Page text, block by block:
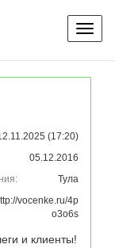
(17:20)
05.12.2016
Тула
vocenke.ru/4p
o3o6s
и клиенты!